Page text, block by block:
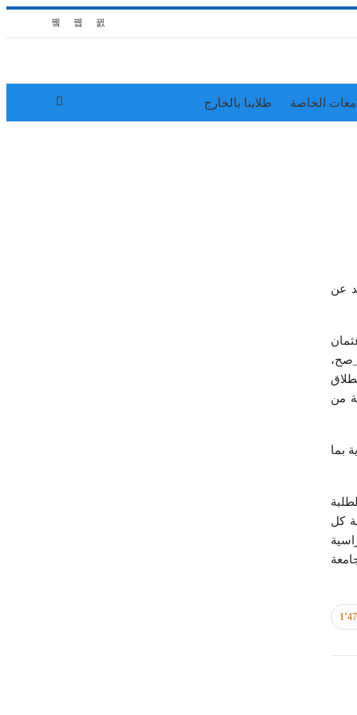
الخاصة طلابنا بالخارج
عن
عثمان
من
بما
كل